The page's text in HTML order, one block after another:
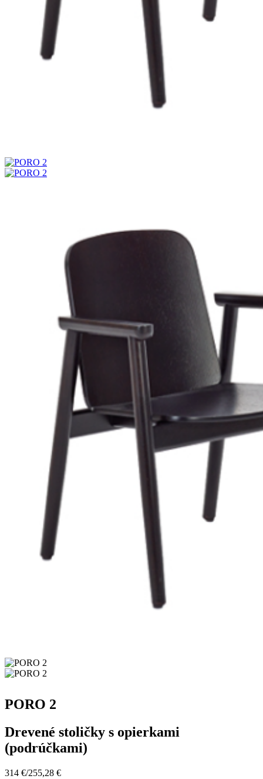
PORO 2
Drevené stoličky s opierkami
(podrúčkami)
314 €/255,28 €